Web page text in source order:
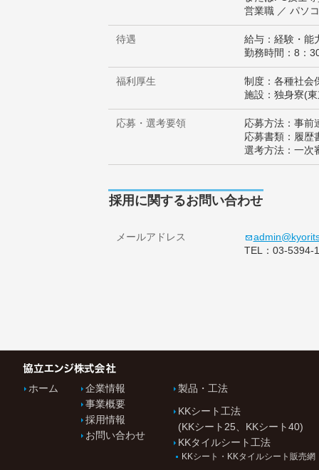
営業職 ／ パソ
待遇
給与：経験・能
勤務時間：8：
福利厚生
制度：各種社
施設：独身寮(
応募・選考要領
応募方法：事前
応募書類：履歴
選考方法：一
採用に関するお問い合わせ
メールアドレス
TEL：03-
ホーム
企業情報
事業概要
採用情報
お問い合わせ
製品・工法
KKシート工法
(KKシート25、KKシート40)
KKタイルシート工法
KKシート・KKタイルシート販売網